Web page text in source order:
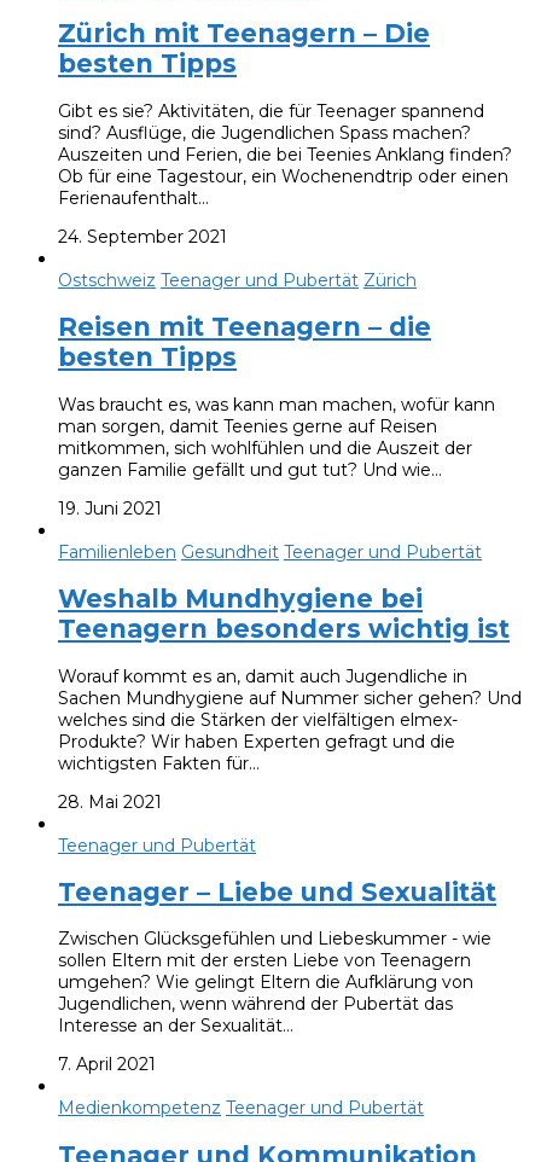
Zürich mit Teenagern – Die
besten Tipps
Gibt es sie? Aktivitäten, die für Teenager spannend
sind? Ausflüge, die Jugendlichen Spass machen?
Auszeiten und Ferien, die bei Teenies Anklang finden?
Ob für eine Tagestour, ein Wochenendtrip oder einen
Ferienaufenthalt…
24. September 2021
Ostschweiz Teenager und Pubertät Zürich
Reisen mit Teenagern – die
besten Tipps
Was braucht es, was kann man machen, wofür kann
man sorgen, damit Teenies gerne auf Reisen
mitkommen, sich wohlfühlen und die Auszeit der
ganzen Familie gefällt und gut tut? Und wie…
19. Juni 2021
Familienleben Gesundheit Teenager und Pubertät
Weshalb Mundhygiene bei
Teenagern besonders wichtig ist
Worauf kommt es an, damit auch Jugendliche in
Sachen Mundhygiene auf Nummer sicher gehen? Und
welches sind die Stärken der vielfältigen elmex-
Produkte? Wir haben Experten gefragt und die
wichtigsten Fakten für…
28. Mai 2021
Teenager und Pubertät
Teenager – Liebe und Sexualität
Zwischen Glücksgefühlen und Liebeskummer - wie
sollen Eltern mit der ersten Liebe von Teenagern
umgehen? Wie gelingt Eltern die Aufklärung von
Jugendlichen, wenn während der Pubertät das
Interesse an der Sexualität…
7. April 2021
Medienkompetenz Teenager und Pubertät
Teenager und Kommunikation